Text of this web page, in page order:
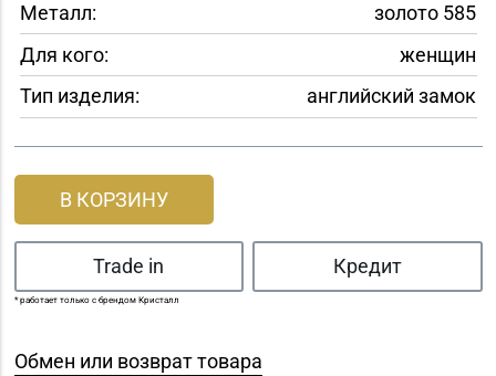
Металл:
золото 585
Для кого:
женщин
Тип изделия:
английский замок
В КОРЗИНУ
Trade in Кредит
* работает только с брендом Кристалл
Обмен или возврат товара